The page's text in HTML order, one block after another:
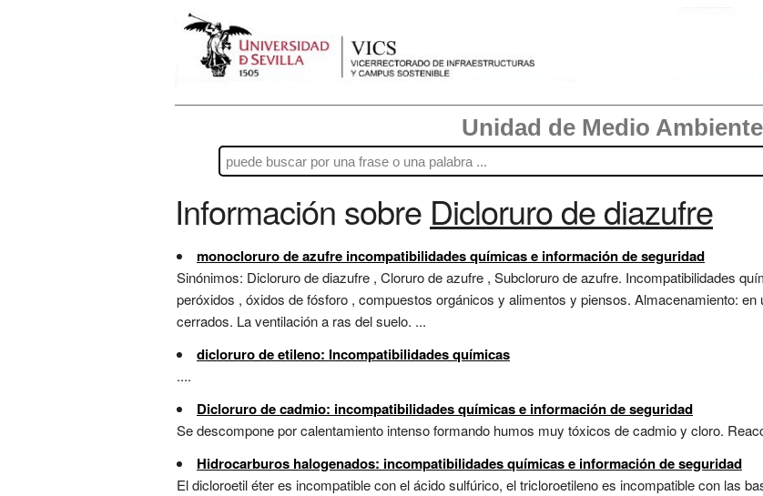
Unidad de Medio Ambiente
Información sobre Dicloruro de diazufre
monocloruro de azufre incompatibilidades químicas e información de seguridad
Sinónimos: Dicloruro de diazufre , Cloruro de azufre , Subcloruro de azufre. Incompatibilidades
peróxidos , óxidos de fósforo , compuestos orgánicos y alimentos y piensos. Almacenamiento:
cerrados. La ventilación a ras del suelo. ...
dicloruro de etileno: Incompatibilidades químicas
....
Dicloruro de cadmio: incompatibilidades químicas e información de seguridad
Se descompone por calentamiento intenso formando humos muy tóxicos de cadmio y cloro.
Hidrocarburos halogenados: incompatibilidades químicas e información de seguridad
El dicloroetil éter es incompatible con el ácido sulfúrico, el tricloroetileno es incompatible con las